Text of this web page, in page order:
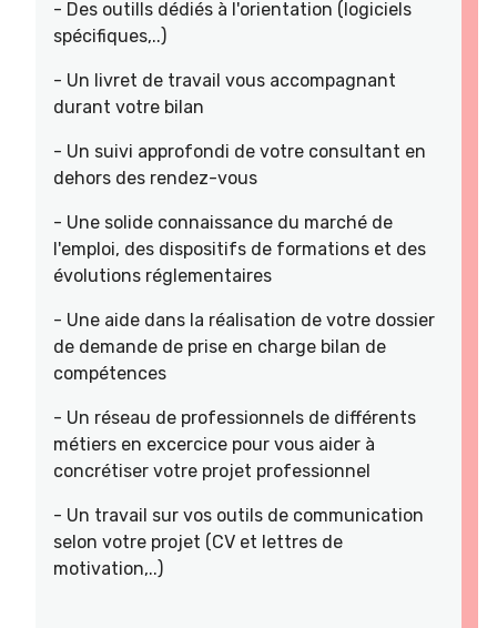
- Des outills dédiés à l'orientation (logiciels
spécifiques,..)
- Un livret de travail vous accompagnant
durant votre bilan
- Un suivi approfondi de votre consultant en
dehors des rendez-vous
- Une solide connaissance du marché de
l'emploi, des dispositifs de formations et des
évolutions réglementaires
- Une aide dans la réalisation de votre dossier
de demande de prise en charge bilan de
compétences
- Un réseau de professionnels de différents
métiers en excercice pour vous aider à
concrétiser votre projet professionnel
- Un travail sur vos outils de communication
selon votre projet (CV et lettres de
motivation,..)